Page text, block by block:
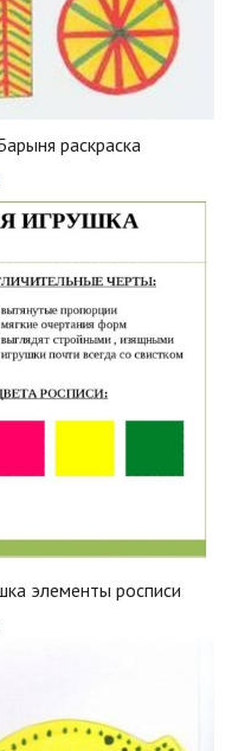
раскраска
элементы росписи